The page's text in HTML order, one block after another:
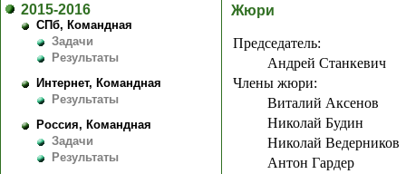
2015-2016
СПб, Командная
Задачи
Результаты
Интернет, Командная
Результаты
Россия, Командная
Задачи
Результаты
Жюри
Председатель:
Андрей Станкевич
Члены жюри:
Виталий Аксенов
Николай Будин
Николай Ведерников
Антон Гардер